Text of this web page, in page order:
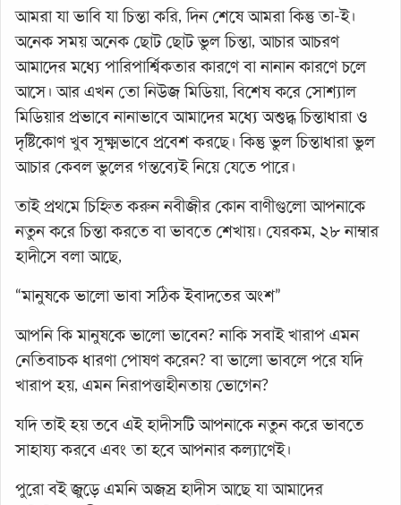
আমরা যা ভাবি যা চিন্তা করি, দিন শেষে আমরা কিন্তু তা-ই।
অনেক সময় অনেক ছোট ছোট ভুল চিন্তা, আচার আচরণ
আমাদের মধ্যে পারিপার্শ্বিকতার কারণে বা নানান কারণে চলে
আসে। আর এখন তো নিউজ মিডিয়া, বিশেষ করে সোশ্যাল
মিডিয়ার প্রভাবে নানাভাবে আমাদের মধ্যে অশুদ্ধ চিন্তাধারা ও
দৃষ্টিকোণ খুব সূক্ষ্মভাবে প্রবেশ করছে। কিন্তু ভুল চিন্তাধারা ভুল
আচার কেবল ভুলের গন্তব্যেই নিয়ে যেতে পারে।
তাই প্রথমে চিহ্নিত করুন নবীজীর কোন বাণীগুলো আপনাকে
নতুন করে চিন্তা করতে বা ভাবতে শেখায়। যেরকম, ২৮ নাম্বার
হাদীসে বলা আছে,
“মানুষকে ভালো ভাবা সঠিক ইবাদতের অংশ”
আপনি কি মানুষকে ভালো ভাবেন? নাকি সবাই খারাপ এমন
নেতিবাচক ধারণা পোষণ করেন? বা ভালো ভাবলে পরে যদি
খারাপ হয়, এমন নিরাপত্তাহীনতায় ভোগেন?
যদি তাই হয় তবে এই হাদীসটি আপনাকে নতুন করে ভাবতে
সাহায্য করবে এবং তা হবে আপনার কল্যাণেই।
পুরো বই জুড়ে এমনি অজস্র হাদীস আছে যা আমাদের